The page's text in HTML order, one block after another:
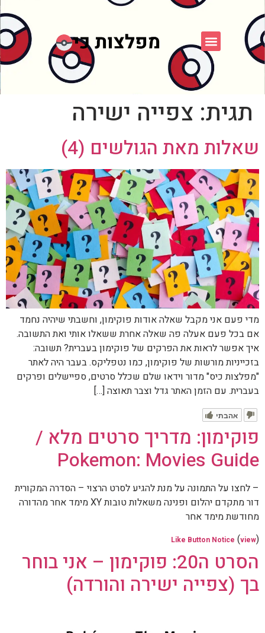
תגית: צפייה ישירה
שאלות מאת הגולשים (4)
מדי פעם אני מקבל שאלה אודות פוקימון, וחשבתי שיהיה נחמד
אם בכל פעם אעלה פה שאלה אחרת ששאלו אותי ואת התשובה.
איך אפשר לראות את הפרקים של פוקימון בעברית? תשובה:
בזכייניות מורשות של פוקימון, כמו נטפליקס. בעבר היה לאתר
"מפלצות כיס" מדור וידאו שלם שכלל סרטים, ספיישלים ופרקים
בעברית. עם הזמן האתר גדל וצבר תאוצה […]
אהבתי
פוקימון: מדריך סרטים מלא /
Pokemon: Movies Guide
– לחצו על התמונה על מנת להגיע לסרט הרצוי – הסדרה המקורית
דור מתקדם יהלום ופנינה משאלות טובות XY מימד אחר מהדורה
מחודשת מימד אחר
Like Button Notice (view)
הסרט ה20: פוקימון – אני בוחר
בך (צפייה ישירה והורדה)